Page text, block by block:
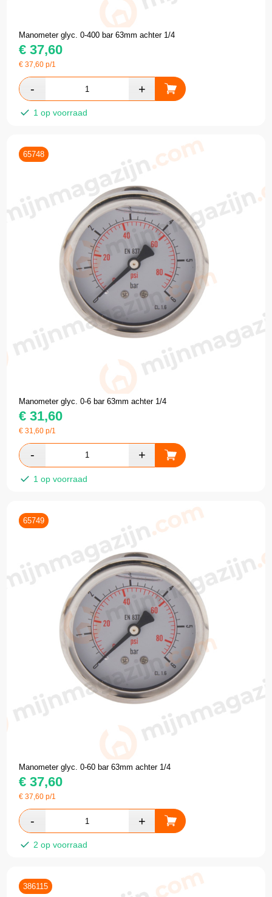
Manometer glyc. 0-400 bar 63mm achter 1/4
€ 37,60
€37,60 p/1
1 op voorraad
65748
Manometer glyc. 0-6 bar 63mm achter 1/4
€ 31,60
€31,60 p/1
1 op voorraad
65749
Manometer glyc. 0-60 bar 63mm achter 1/4
€ 37,60
€37,60 p/1
2 op voorraad
386115